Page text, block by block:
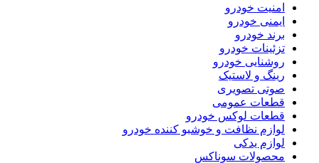
امنیت خودرو
ایمنی خودرو
برند خودرو
تزئینات خودرو
روشنایی خودرو
رینگ و لاستیک
صوتی تصویری
قطعات عمومی
قطعات لوکس خودرو
لوازم نظافت و خوشبو کننده خودرو
لوازم یدکی
محصولات سوناکس